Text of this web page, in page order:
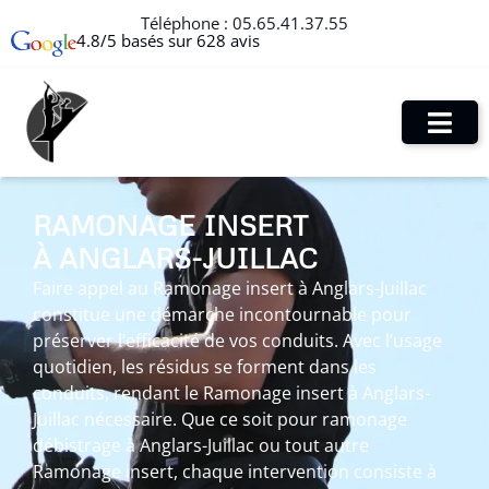
Téléphone : 05.65.41.37.55
4.8/5 basés sur 628 avis
RAMONAGE INSERT
À ANGLARS-JUILLAC
Faire appel au Ramonage insert à Anglars-Juillac
constitue une démarche incontournable pour
préserver l’efficacité de vos conduits. Avec l’usage
quotidien, les résidus se forment dans les
conduits, rendant le Ramonage insert à Anglars-
Juillac nécessaire. Que ce soit pour ramonage
débistrage à Anglars-Juillac ou tout autre
Ramonage insert, chaque intervention consiste à